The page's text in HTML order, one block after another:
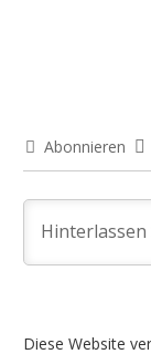
Abonnieren
Diese Website